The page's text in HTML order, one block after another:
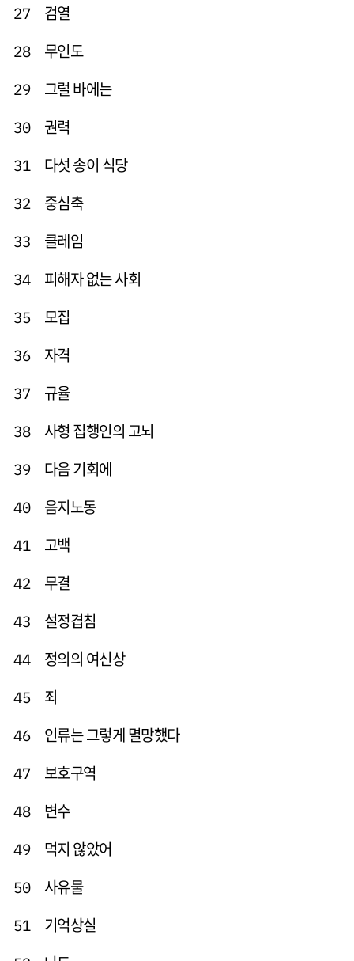
27 검열
28 무인도
29 그럴 바에는
30 권력
31 다섯 송이 식당
32 중심축
33 클레임
34 피해자 없는 사회
35 모집
36 자격
37 규율
38 사형 집행인의 고뇌
39 다음 기회에
40 음지노동
41 고백
42 무결
43 설정겹침
44 정의의 여신상
45 죄
46 인류는 그렇게 멸망했다
47 보호구역
48 변수
49 먹지 않았어
50 사유물
51 기억상실